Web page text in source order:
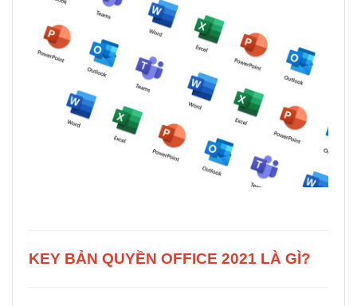
KEY BẢN QUYỀN OFFICE 2021 LÀ GÌ?